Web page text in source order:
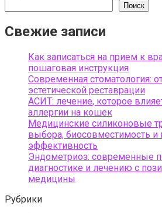
Поиск
Свежие записи
Как записаться на прием к
пошаговая инструкция
Современная стоматология:
эстетической реставрации
АСИТ: лечение, которое
аллергии на кошек
Медицинские силиконовые
выбора, биосовместимость и
эффективность
Эндометриоз: современные
диагностике и лечению с
медицины
Рубрики